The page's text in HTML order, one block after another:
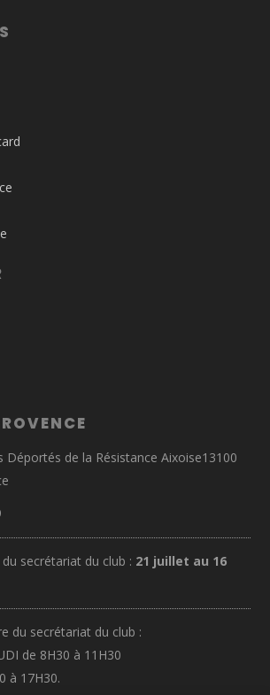
Déportés de la Résistance Aixoise13100
secrétariat du club : 21 juillet au 16
du secrétariat du club :
de 8H30 à 11H30
à 17H30.